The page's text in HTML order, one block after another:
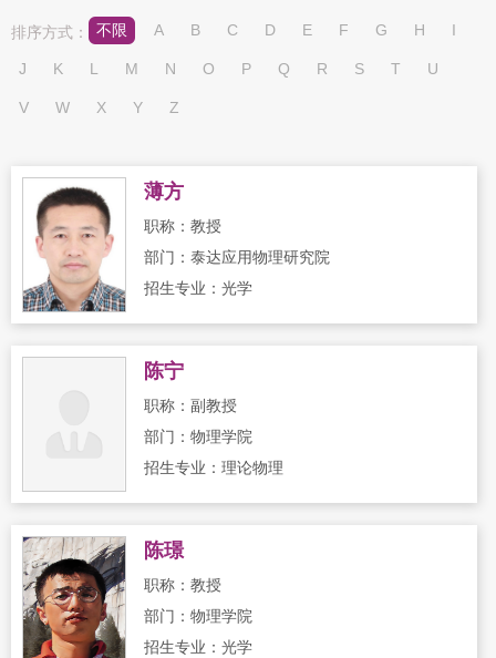
排序方式： 不限 A B C D E F G H I
J K L M N O P Q R S T U
V W X Y Z
薄方
职称：教授
部门：泰达应用物理研究院
招生专业：光学
陈宁
职称：副教授
部门：物理学院
招生专业：理论物理
陈璟
职称：教授
部门：物理学院
招生专业：光学